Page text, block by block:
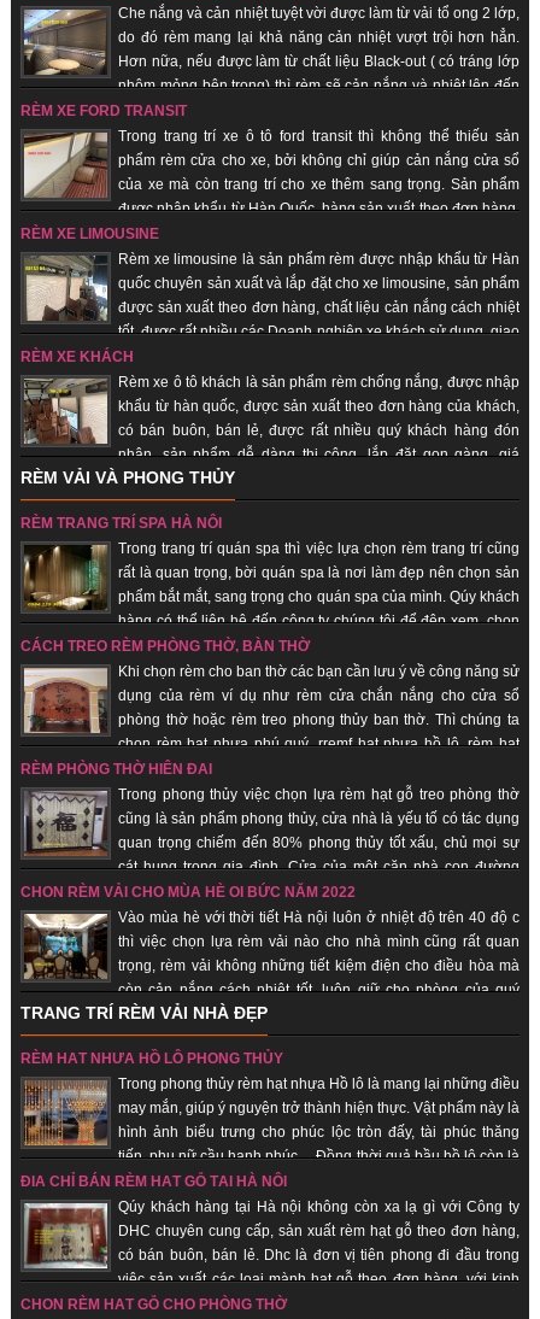
Che nắng và cản nhiệt tuyệt vời được làm từ vải tổ ong 2 lớp,
do đó rèm mang lại khả năng cản nhiệt vượt trội hơn hẳn.
Hơn nữa, nếu được làm từ chất liệu Black-out ( có tráng lớp
nhôm mỏng bên trong) thì rèm sẽ cản nắng và nhiệt lên đến
100%. Hàng sản xuất theo đơn hàng, giao hàng nhanh, uy tín, chất lượng.
RÈM XE FORD TRANSIT
Trong trang trí xe ô tô ford transit thì không thể thiếu sản
phẩm rèm cửa cho xe, bởi không chỉ giúp cản nắng cửa sổ
của xe mà còn trang trí cho xe thêm sang trọng. Sản phẩm
được nhập khẩu từ Hàn Quốc, hàng sản xuất theo đơn hàng,
giao hàng nhanh, uy tín, chất lượng, giá thành rẻ.
RÈM XE LIMOUSINE
Rèm xe limousine là sản phẩm rèm được nhập khẩu từ Hàn
quốc chuyên sản xuất và lắp đặt cho xe limousine, sản phẩm
được sản xuất theo đơn hàng, chất liệu cản nắng cách nhiệt
tốt, được rất nhiều các Doanh nghiệp xe khách sử dụng, giao
hàng nhanh, uy tín, chất lượng.
RÈM XE KHÁCH
Rèm xe ô tô khách là sản phẩm rèm chống nắng, được nhập
khẩu từ hàn quốc, được sản xuất theo đơn hàng của khách,
có bán buôn, bán lẻ, được rất nhiều quý khách hàng đón
nhận, sản phẩm dễ dàng thi công, lắp đặt gọn gàng, giá
thành rẻ, giao hàng nhanh, uy tín, chất lượng.
RÈM VẢI VÀ PHONG THỦY
RÈM TRANG TRÍ SPA HÀ NỘI
Trong trang trí quán spa thì việc lựa chọn rèm trang trí cũng
rất là quan trọng, bời quán spa là nơi làm đẹp nên chọn sản
phẩm bắt mắt, sang trọng cho quán spa của mình. Qúy khách
hàng có thể liên hệ đến công ty chúng tôi để đệp xem, chọn
sản phẩm đẹp cho quán của mình, với đội ngũ nhân viên lâu năm trong
trang trí quán spa giúp quý khách hàng tiết kiệm chi phí, được sử dụng sản
phẩm đẹp, rẻ.
CÁCH TREO RÈM PHÒNG THỜ, BÀN THỜ
Khi chọn rèm cho ban thờ các bạn cần lưu ý về công năng sử
dụng của rèm ví dụ như rèm cửa chắn nắng cho cửa sổ
phòng thờ hoặc rèm treo phong thủy ban thờ. Thì chúng ta
chọn rèm hạt nhựa phú quý, rremf hạt nhựa hồ lô, rèm hạt
gỗ... những sản phẩm mang lại sự tôn nghiêm, sang trọng, may mắn, tài lộc
đến với quý khách hàng.
RÈM PHÒNG THỜ HIỆN ĐẠI
Trong phong thủy việc chọn lựa rèm hạt gỗ treo phòng thờ
cũng là sản phẩm phong thủy, cửa nhà là yếu tố có tác dụng
quan trọng chiếm đến 80% phong thủy tốt xấu, chủ mọi sự
cát hung trong gia đình. Cửa của một căn nhà con đường
thông dẫn khí từ bên ngoài vào bên trong nhà. Chính vì vậy các loại vật
dụng đi kèm, trang trí cho cửa nhà nói chung và rèm hạt gỗ phong thủy là
những vật phẩm quan trọng giúp gia chủ hút vượng khí, tài vận, đem lại may
mắn, bình an.
CHỌN RÈM VẢI CHO MÙA HÈ OI BỨC NĂM 2022
Vào mùa hè với thời tiết Hà nội luôn ở nhiệt độ trên 40 độ c
thì việc chọn lựa rèm vải nào cho nhà mình cũng rất quan
trọng, rèm vải không những tiết kiệm điện cho điều hòa mà
còn cản nắng cách nhiệt tốt, luôn giữ cho phòng của quý
khách hàng luôn mát. Khi ai đó nhìn vào chiếc rèm của của một căn hộ,
người ta sẽ đánh giá được “gu” thẩm mỹ chủ nhân, nói cách khác, rèm vải
sẽ thể hiện cá tính, con người của bạn. Không những thế, những chiếc rèm
vải phù hợp sẽ giúp cho sinh hoạt gia đình thuận tiện, giảm đi được cái
nắng gắt của mùa hè.
TRANG TRÍ RÈM VẢI NHÀ ĐẸP
RÈM HẠT NHỰA HỒ LÔ PHONG THỦY
Trong phong thủy rèm hạt nhựa Hồ lô là mang lại những điều
may mắn, giúp ý nguyện trở thành hiện thực. Vật phẩm này là
hình ảnh biểu trưng cho phúc lộc tròn đấy, tài phúc thăng
tiến, phụ nữ cầu hạnh phúc… Đồng thời quả bầu hồ lô còn là
biểu trưng cho sự hài hòa âm dương. Nhận sản xuất theo đơn hàng, giao
hàng nhanh, uy tín.
ĐỊA CHỈ BÁN RÈM HẠT GỖ TẠI HÀ NỘI
Qúy khách hàng tại Hà nội không còn xa lạ gì với Công ty
DHC chuyên cung cấp, sản xuất rèm hạt gỗ theo đơn hàng,
có bán buôn, bán lẻ. Dhc là đơn vị tiên phong đi đầu trong
việc sản xuất các loại mành hạt gỗ theo đơn hàng, với kinh
nghiệm trên 18 năm trên thị trường, được rất nhiều khách hàng chọn lựa là
CHỌN RÈM HẠT GỖ CHO PHÒNG THỜ